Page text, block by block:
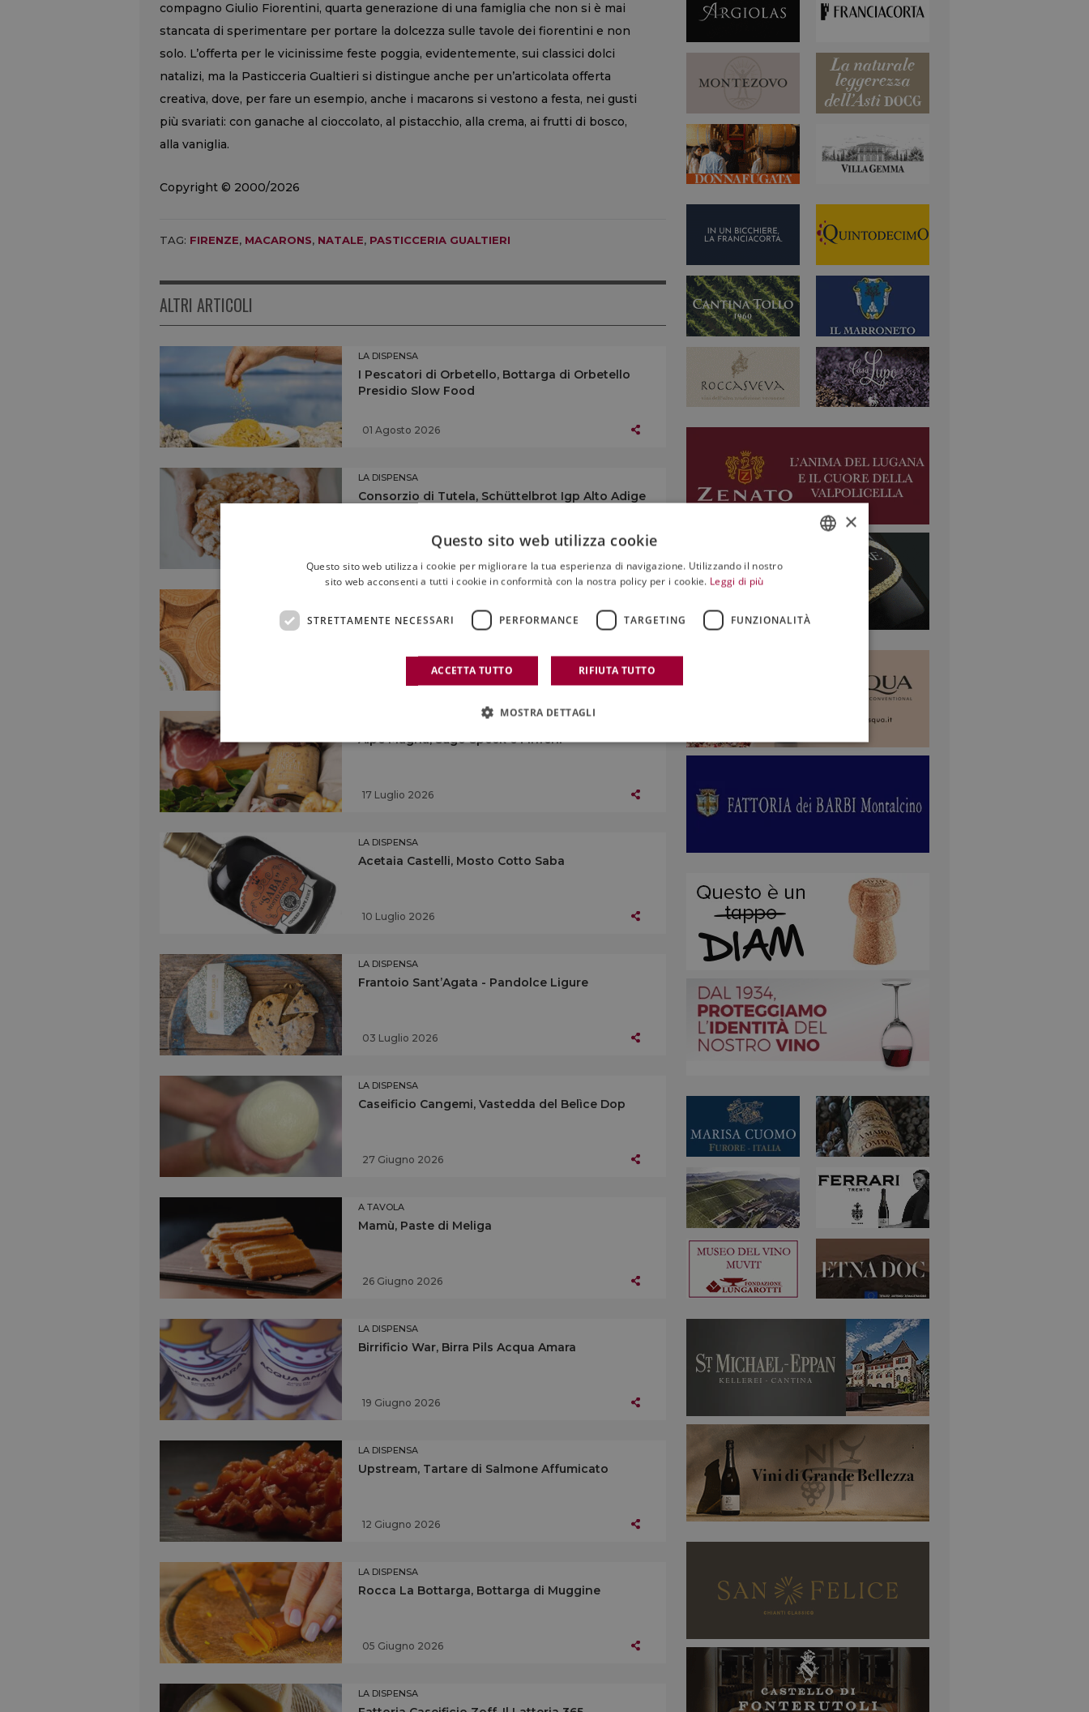
compagno Giulio Fiorentini, quarta generazione di una famiglia che non si è mai
stancata di sperimentare per portare la dolcezza sulle tavole dei fiorentini e non
solo. L’offerta per le vicinissime feste poggia, evidentemente, sui classici dolci
natalizi, ma la Pasticceria Gualtieri si distingue anche per un’articolata offerta
creativa, dove, per fare un esempio, anche i macarons si vestono a festa, nei gusti
più svariati: con ganache al cioccolato, al pistacchio, alla crema, ai frutti di bosco,
alla vaniglia.
Copyright © 2000/2026
TAG: FIRENZE, MACARONS, NATALE, PASTICCERIA GUALTIERI
ALTRI ARTICOLI
LA DISPENSA
I Pescatori di Orbetello, Bottarga di Orbetello
Presidio Slow Food
01 Agosto 2026
LA DISPENSA
Consorzio di Tutela, Schüttelbrot Igp Alto Adige
Bargilli, Cialde di Montecatini
24 Luglio 2026
Alpe Magna, Sugo Speck e Finferli
17 Luglio 2026
LA DISPENSA
Acetaia Castelli, Mosto Cotto Saba
10 Luglio 2026
LA DISPENSA
Frantoio Sant’Agata - Pandolce Ligure
03 Luglio 2026
LA DISPENSA
Caseificio Cangemi, Vastedda del Belìce Dop
27 Giugno 2026
A TAVOLA
Mamù, Paste di Meliga
26 Giugno 2026
LA DISPENSA
Birrificio War, Birra Pils Acqua Amara
19 Giugno 2026
LA DISPENSA
Upstream, Tartare di Salmone Affumicato
12 Giugno 2026
LA DISPENSA
Rocca La Bottarga, Bottarga di Muggine
05 Giugno 2026
LA DISPENSA
×
Questo sito web utilizza cookie
Questo sito web utilizza i cookie per migliorare la tua esperienza di navigazione. Utilizzando il nostro
sito web acconsenti a tutti i cookie in conformità con la nostra policy per i cookie. Leggi di più
STRETTAMENTE NECESSARI PERFORMANCE TARGETING FUNZIONALITÀ
ACCETTA TUTTO RIFIUTA TUTTO
MOSTRA DETTAGLI